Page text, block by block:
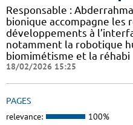
Responsable :
bionique accompagne les
développements à
notamment la robotique
biomimétisme et la réhabi
18/02/2026 15:25
PAGES
relevance: 100%